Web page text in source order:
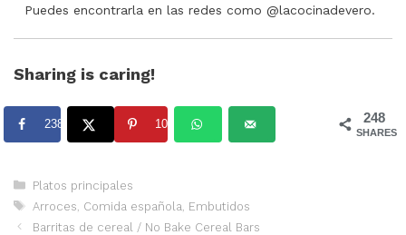
Puedes encontrarla en las redes como @lacocinadevero.
Sharing is caring!
248
SHARES
238 10
Categorías
Platos principales
Etiquetas
Arroces Comida española Embutidos
Barritas de cereal / No Bake Cereal Bars